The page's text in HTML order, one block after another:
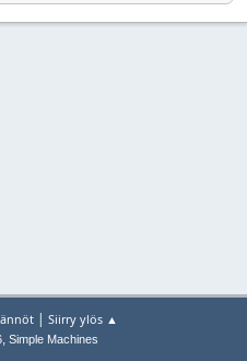
| Siirry ylös ▲
, Simple Machines